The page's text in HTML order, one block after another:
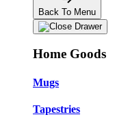
Back To Menu
Home Goods
Mugs
Tapestries